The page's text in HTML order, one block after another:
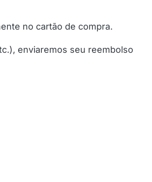
no cartão de compra.
enviaremos seu reembolso